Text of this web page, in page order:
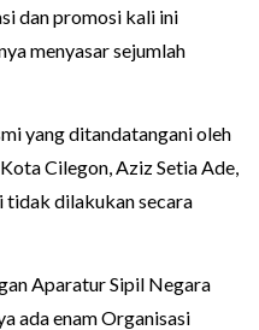
dan promosi kali ini
menyasar sejumlah
yang ditandatangani oleh
Cilegon, Aziz Setia Ade,
dilakukan secara
Aparatur Sipil Negara
ada enam Organisasi